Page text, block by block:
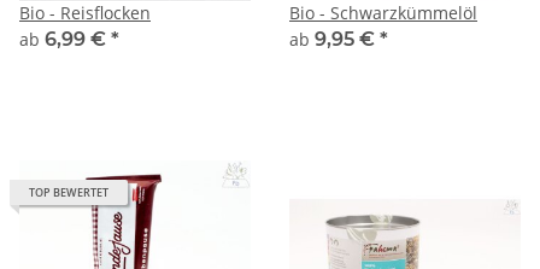
Bio - Reisflocken
ab 6,99 € *
Bio - Schwarzkümmelöl
ab 9,95 € *
TOP BEWERTET